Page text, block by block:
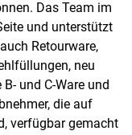
Das Team im
und unterstützt
Retourware,
neu
und C-Ware und
die auf
verfügbar gemacht